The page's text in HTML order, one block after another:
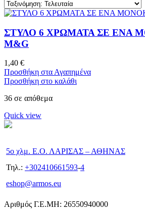
ΣΤΥΛΟ 6 ΧΡΩΜΑΤΑ ΣΕ ΕΝΑ
M&G
1,40 €
Προσθήκη στα Αγαπημένα
Προσθήκη στο καλάθι
36 σε απόθεμα
Quick view
5ο χλμ. Ε.Ο. ΛΑΡΙΣΑΣ – ΑΘΗΝΑΣ
Τηλ.: +302410661593-4
eshop@armos.eu
Αριθμός Γ.Ε.ΜΗ: 26550940000